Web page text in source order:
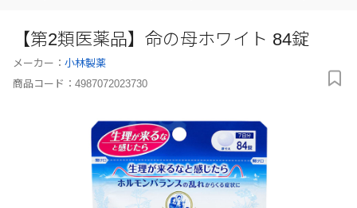
【第2類医薬品】命の母ホワイト 84錠
メーカー： 小林製薬
商品コード： 4987072023730